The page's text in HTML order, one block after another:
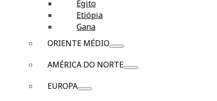
Egito
Etiópia
Gana
ORIENTE MÉDIO
AMÉRICA DO NORTE
EUROPA